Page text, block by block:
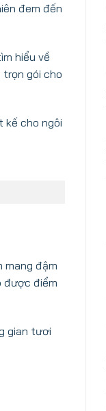
đem đến
hiểu về
gói cho
kế cho ngôi
mang đậm
được điểm
gian tươi